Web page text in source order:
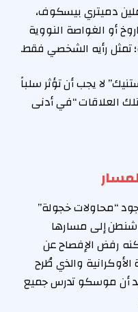
دميتري بيسكوف،
أو الغواصة النووية
تمثل رأيه الشخصي فقط.
لا يجب أن تؤثر سلباً
العلاقات “في أدنى
“محاولات خجولة”
إلى مسارها
رفض الإفصاح عن
والذي طُرح
أن موسكو تدرس جميع